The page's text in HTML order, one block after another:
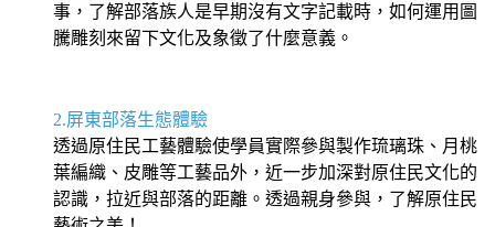
事，了解部落族人是早期沒有文字記載時，如何運用圖
騰雕刻來留下文化及象徵了什麼意義。
2.屏東部落生態體驗
透過原住民工藝體驗使學員實際參與製作琉璃珠、月桃
葉編織、皮雕等工藝品外，近一步加深對原住民文化的
認識，拉近與部落的距離。透過親身參與，了解原住民